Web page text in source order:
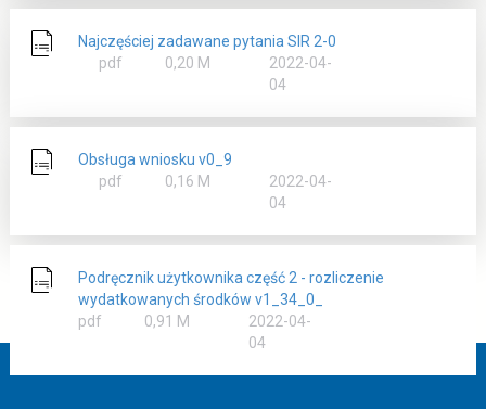
Najczęściej zadawane pytania SIR 2-0
pdf
rozmiar
0,20 M
2022-04-
04
Obsługa wniosku v0_9
pdf
rozmiar
0,16 M
2022-04-
04
Podręcznik użytkownika część 2 - rozliczenie
wydatkowanych środków v1_34_0_
pdf
rozmiar
0,91 M
2022-04-
04